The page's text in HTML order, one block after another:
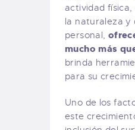
actividad física,
la naturaleza y
personal,
mucho más
brinda
para su
Uno de los
este